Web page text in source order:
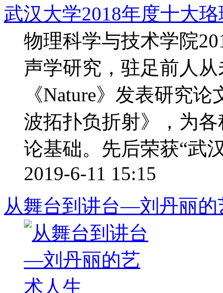
武汉大学2018年度十大
物理科学与技术学院
声学研究，驻足前人
《Nature》发表研究
波拓扑负折射》，为
论基础。先后荣获“武
2019-6-11 15:15
从舞台到讲台—刘丹丽的